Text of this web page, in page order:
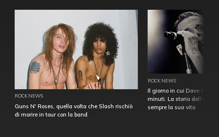
ROCK NEWS
Guns N' Roses, quella volta che Slash rischiò
di morire in tour con la band
ROCK NEWS
Il giorno in cui Dave
minuti. La storia
sempre la sua vita